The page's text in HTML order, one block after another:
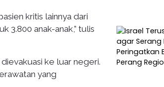
kritis lainnya dari
3.800 anak-anak,” tulis
ke luar negeri.
yang